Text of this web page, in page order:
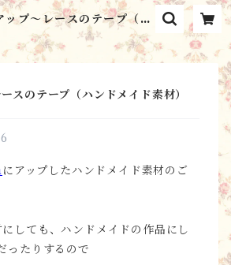
ップ～レースのテープ（ハ
ド素材） | シャンブル・ミ
ーユ Chambre Mille Fe
uilles
スのテープ（ハンドメイド素材）
にアップしたハンドメイド素材のご
しても、ハンドメイドの作品にし
ったりするので